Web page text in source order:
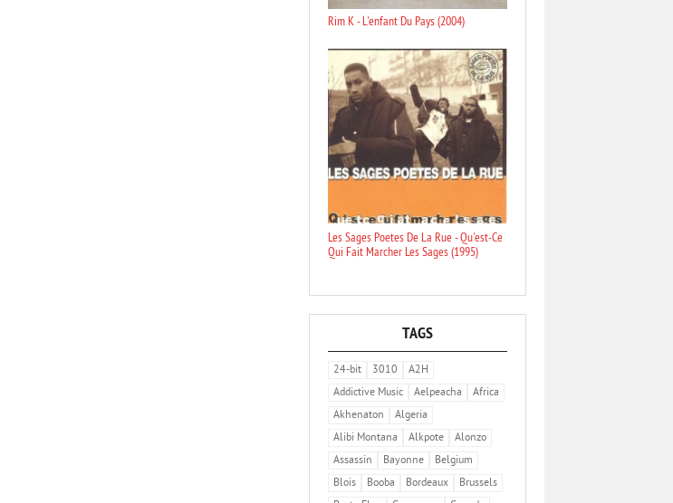
Rim K - L'enfant Du Pays (2004)
Les Sages Poetes De La Rue - Qu'est-Ce
Qui Fait Marcher Les Sages (1995)
TAGS
24-bit 3010
A2H
Addictive Music
Aelpeacha
Africa
Akhenaton
Algeria
Alibi Montana
Alkpote
Alonzo
Assassin
Bayonne
Belgium
Blois
Booba Bordeaux
Brussels